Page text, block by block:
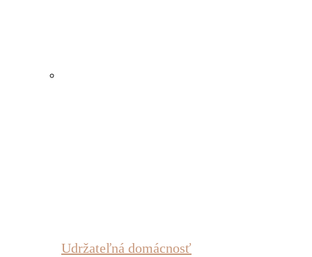
Udržateľná domácnosť